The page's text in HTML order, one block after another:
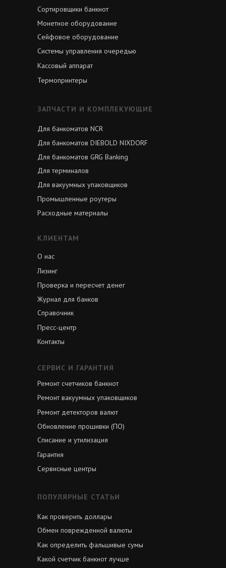
КЛИЕНТАМ
О нас
ПОПУЛЯРНЫЕ СТАТЬИ
Как проверить доллары
СЕРВИС И ГАРАНТИЯ
ЗАПЧАСТИ И КОМПЛЕКУЮЩИЕ
Для банкоматов NCR
Сортировщики банкнот
Монетное оборудование
Сейфовое оборудование
Лизинг
Ремонт счетчиков банкнот
Журнал для банков
Справочник
Пресс-центр
Для терминалов
Для банкоматов DIEBOLD NIXDORF
Для банкоматов GRG Banking
Расходные материалы
Обмен поврежденной валюты
Как определить фальшивые сумы
Какой счетчик банкнот лучше
Контакты
Ремонт вакуумных упаковщиков
Ремонт детекторов валют
Обновление прошивки (ПО)
Списание и утилизация
Гарантия
Проверка и пересчет денег
Сервисные центры
Для вакуумных упаковщиков
Промышленные роутеры
Системы управления очередью
Кассовый аппарат
Термопринтеры